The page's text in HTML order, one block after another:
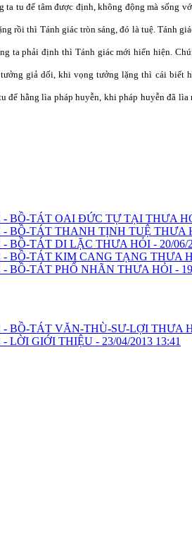
ta tu để tâm được định, không động mà sống
rồi thì Tánh giác tròn sáng, đó là tuệ. Tánh
ta phải định thì Tánh giác mới hiển hiện.
giả dối, khi vọng tưởng lặng thì cái biết
để hằng lìa pháp huyễn, khi pháp huyễn đã
BỒ-TÁT OAI ĐỨC TỰ TẠI THƯA
BỒ-TÁT THANH TỊNH TUỆ THƯA
BỒ-TÁT DI LẶC THƯA HỎI - 20/06/
BỒ-TÁT KIM CANG TẠNG THƯA
BỒ-TÁT PHỔ NHÃN THƯA HỎI -
BỒ-TÁT VĂN-THÙ-SƯ-LỢI THƯA
LỜI GIỚI THIỆU - 23/04/2013 13:41